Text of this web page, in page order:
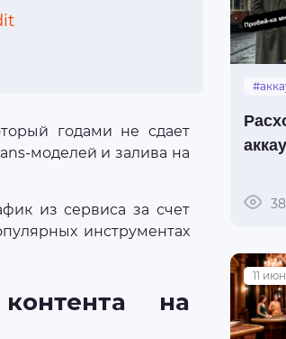
годами не сдает
моделей и залива на
из сервиса за счет
инструментах
на
11